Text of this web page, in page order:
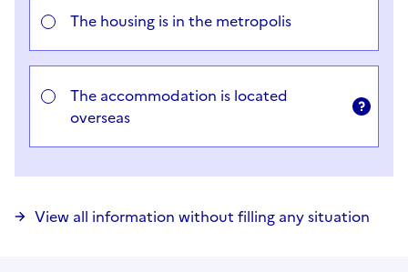
The housing is in the metropolis
The accommodation is located
overseas
View all information without filling any situation